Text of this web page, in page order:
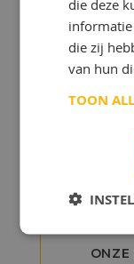
Wilt u
Dan
ONZE
die deze
die zij
van hun
TOON